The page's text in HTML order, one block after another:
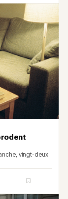
vingt-deux